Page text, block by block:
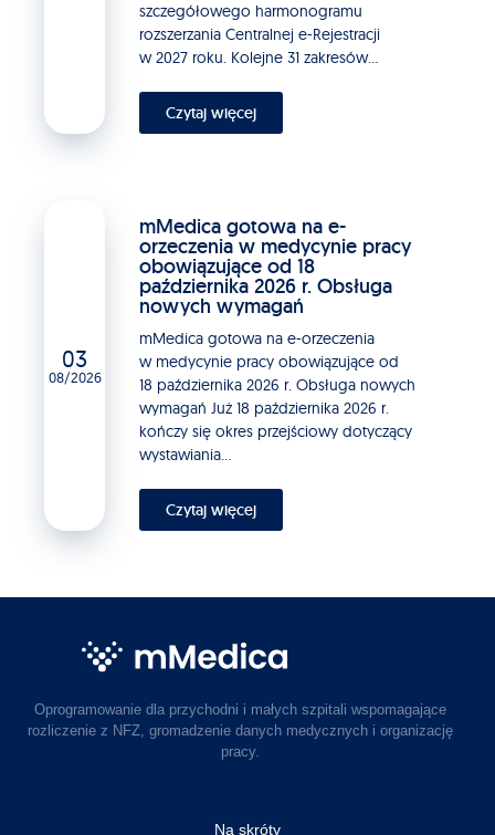
szczegółowego harmonogramu
rozszerzania Centralnej e-Rejestracji
w 2027 roku. Kolejne 31 zakresów...
Czytaj więcej
03
08/2026
mMedica gotowa na e-
orzeczenia w medycynie pracy
obowiązujące od 18
października 2026 r. Obsługa
nowych wymagań
mMedica gotowa na e-orzeczenia
w medycynie pracy obowiązujące od
18 października 2026 r. Obsługa nowych
wymagań Już 18 października 2026 r.
kończy się okres przejściowy dotyczący
wystawiania...
Czytaj więcej
Oprogramowanie dla przychodni i małych szpitali wspomagające
rozliczenie z NFZ, gromadzenie danych medycznych i organizację
pracy.
Na skróty